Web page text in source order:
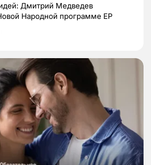
Дмитрий Медведев
Народной программе ЕР